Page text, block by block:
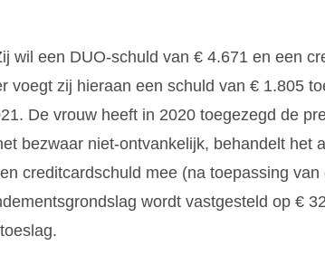
wil een DUO-schuld van € 4.671 en een
voegt zij hieraan een schuld van € 1.805
De vrouw heeft in 2020 toegezegd de
bezwaar niet-ontvankelijk, behandelt het
creditcardschuld mee (na toepassing
wordt vastgesteld op €